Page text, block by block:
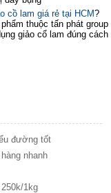
cồ lam giá rẻ tại HCM?
thuộc tấn phát group
giảo cổ lam đúng cách
đường tốt
nhanh
1kg